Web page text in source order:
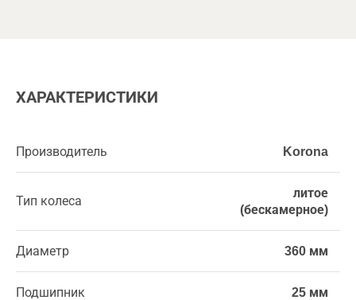
ХАРАКТЕРИСТИКИ
Производитель Korona
Тип колеса
литое
(бескамерное)
Диаметр 360 мм
Подшипник 25 мм